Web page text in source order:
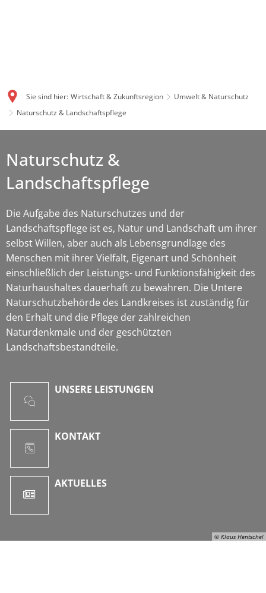
Sie sind hier: Wirtschaft & Zukunftsregion
Umwelt & Naturschutz
Naturschutz & Landschaftspflege
© Klaus Hentschel
Naturschutz &
Landschaftspflege
Die Aufgabe des Naturschutzes und der
Landschaftspflege ist es, Natur und Landschaft um ihrer
selbst Willen, aber auch als Lebensgrundlage des
Menschen mit ihrer Vielfalt, Eigenart und Schönheit
einschließlich der Leistungs- und Funktionsfähigkeit des
Naturhaushaltes dauerhaft zu bewahren. Die Untere
Naturschutzbehörde des Landkreises ist zuständig für
den Erhalt und die Pflege der zahlreichen
Naturdenkmale und der geschützten
Landschaftsbestandteile.
UNSERE LEISTUNGEN
KONTAKT
AKTUELLES